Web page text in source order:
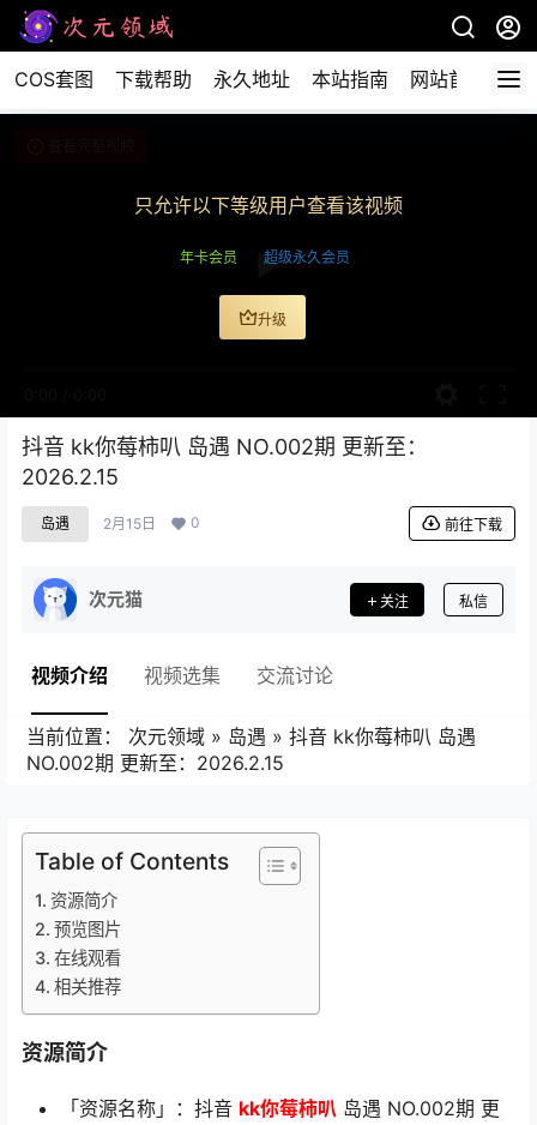
COS套图 下载帮助 永久地址 本站指南 网站首页
只允许以下等级用户查看该视频
年卡会员 超级永久会员
升级
抖音 kk你莓柿叭 岛遇 NO.002期 更新至：
2026.2.15
岛遇 2月15日 0 前往下载
次元猫 关注 私信
视频介绍 视频选集 交流讨论
当前位置： 次元领域 » 岛遇 » 抖音 kk你莓柿叭 岛遇
NO.002期 更新至：2026.2.15
Table of Contents
资源简介
预览图片
在线观看
相关推荐
资源简介
「资源名称」：抖音 kk你莓柿叭 岛遇 NO.002期 更